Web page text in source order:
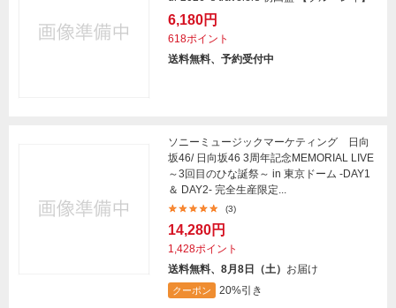
6,180円
618ポイント
送料無料、予約受付中
ソニーミュージックマーケティング 日向
坂46/ 日向坂46 3周年記念MEMORIAL LIVE
～3回目のひな誕祭～ in 東京ドーム -DAY1
＆ DAY2- 完全生産限定...
(3)
14,280円
1,428ポイント
送料無料、8月8日（土） お届け
クーポン 20%引き